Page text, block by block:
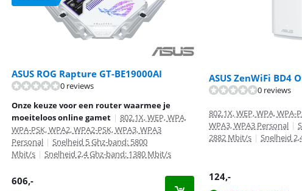
ASUS ROG Rapture GT-BE19000AI
0 reviews
Onze keuze voor een router waarmee je
moeiteloos online gamet | 802.1X, WEP, WPA,
WPA-PSK, WPA2, WPA2-PSK, WPA3, WPA3
Personal | Snelheid 5 Ghz-band: 5800
Mbit/s | Snelheid 2,4 Ghz-band: 1380 Mbit/s
606,-
ASUS ZenWiFi BD4
0 reviews
802.1X, WEP, WPA, WPA-
WPA3, WPA3 Personal |
2882 Mbit/s | Snelheid
124,-
Beoordeling is 7,1 van de 10, gebaseerd op 3 reviews.